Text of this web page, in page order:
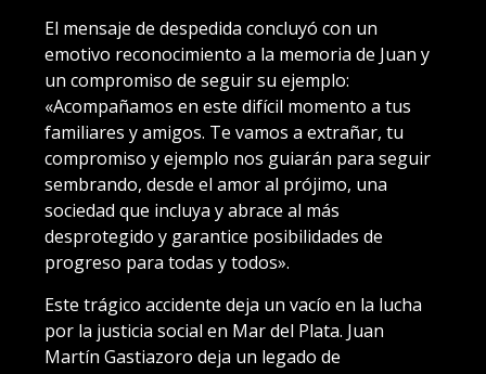
El mensaje de despedida concluyó con un
emotivo reconocimiento a la memoria de Juan y
un compromiso de seguir su ejemplo:
«Acompañamos en este difícil momento a tus
familiares y amigos. Te vamos a extrañar, tu
compromiso y ejemplo nos guiarán para seguir
sembrando, desde el amor al prójimo, una
sociedad que incluya y abrace al más
desprotegido y garantice posibilidades de
progreso para todas y todos».
Este trágico accidente deja un vacío en la lucha
por la justicia social en Mar del Plata. Juan
Martín Gastiazoro deja un legado de